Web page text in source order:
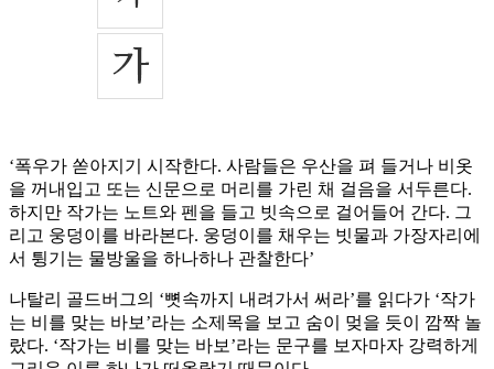
‘폭우가 쏟아지기 시작한다. 사람들은 우산을 펴 들거나 비옷
을 꺼내입고 또는 신문으로 머리를 가린 채 걸음을 서두른다.
하지만 작가는 노트와 펜을 들고 빗속으로 걸어들어 간다. 그
리고 웅덩이를 바라본다. 웅덩이를 채우는 빗물과 가장자리에
서 튕기는 물방울을 하나하나 관찰한다’
나탈리 골드버그의 ‘뼛속까지 내려가서 써라’를 읽다가 ‘작가
는 비를 맞는 바보’라는 소제목을 보고 숨이 멎을 듯이 깜짝 놀
랐다. ‘작가는 비를 맞는 바보’라는 문구를 보자마자 강력하게